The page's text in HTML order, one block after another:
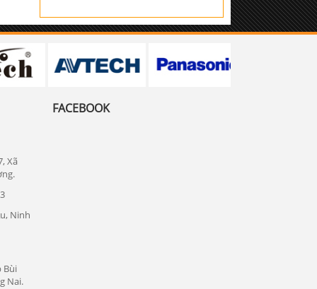
Lắp Đặt Camera công ty S.G tại Bình
Dương
Lắp đặt camera tại bình dương
Lắp đặt camera quan sát tại quận 7
Xã
Ninh
Bùi
Nai.
FACEBOOK